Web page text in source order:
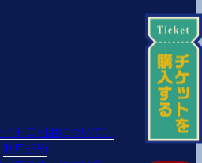
トご利用について）
利用規約